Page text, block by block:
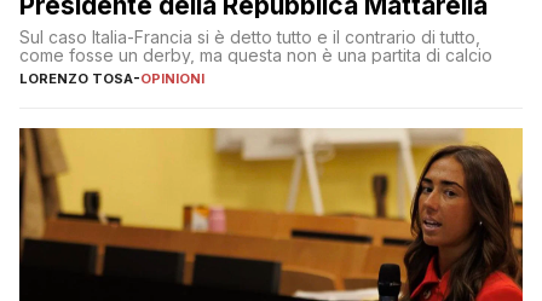
Sul caso Italia-Francia si è detto tutto e il contrario di tutto,
come fosse un derby, ma questa non è una partita di calcio
LORENZO TOSA-OPINIONI